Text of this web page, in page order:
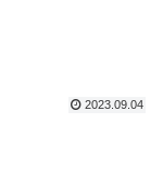
2023.09.04